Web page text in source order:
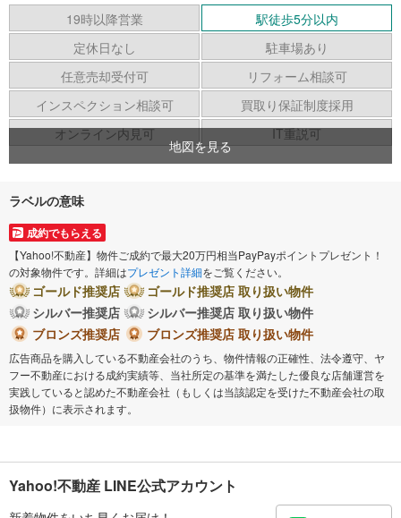
19時以降営業
駅徒歩5分以内
定休日なし
駐車場あり
任意売却受付可
リフォーム相談可
インスペクション相談可
買取り保証制度採用
オンライン内見可
IT重説可
地図を見る
ラベルの意味
成約でもらえる
【Yahoo!不動産】物件ご成約で最大20万円相当PayPayポイントプレゼント！
の対象物件です。詳細はプレゼント詳細をご覧ください。
ゴールド推奨店
ゴールド推奨店 取り扱い物件
シルバー推奨店
シルバー推奨店 取り扱い物件
ブロンズ推奨店
ブロンズ推奨店 取り扱い物件
広告商品を購入している不動産会社のうち、物件情報の正確性、法令遵守、ヤ
フー不動産における成約実績等、当社所定の基準を満たした優良な店舗運営を
実践していると認めた不動産会社（もしくは当該認定を受けた不動産会社の取
扱物件）に表示されます。
Yahoo!不動産 LINE公式アカウント